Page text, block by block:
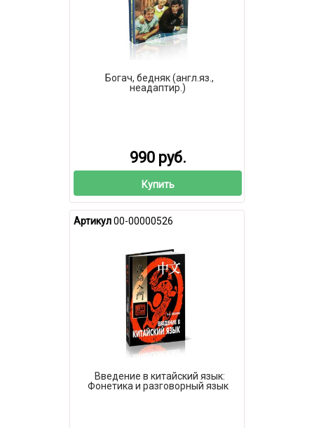
Богач, бедняк (англ.яз.,
неадаптир.)
990 руб.
Купить
Артикул00-00000526
Введение в китайский язык:
Фонетика и разговорный язык